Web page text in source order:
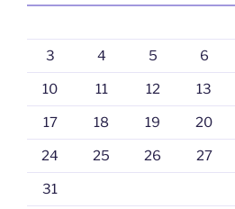
3 4 5 6
10 11 12 13
17 18 19 20
24 25 26 27
31